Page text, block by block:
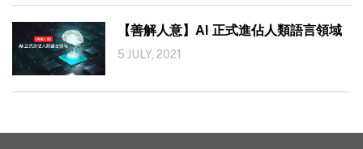
【善解人意】AI 正式進佔人類語言領域
5 JULY, 2021